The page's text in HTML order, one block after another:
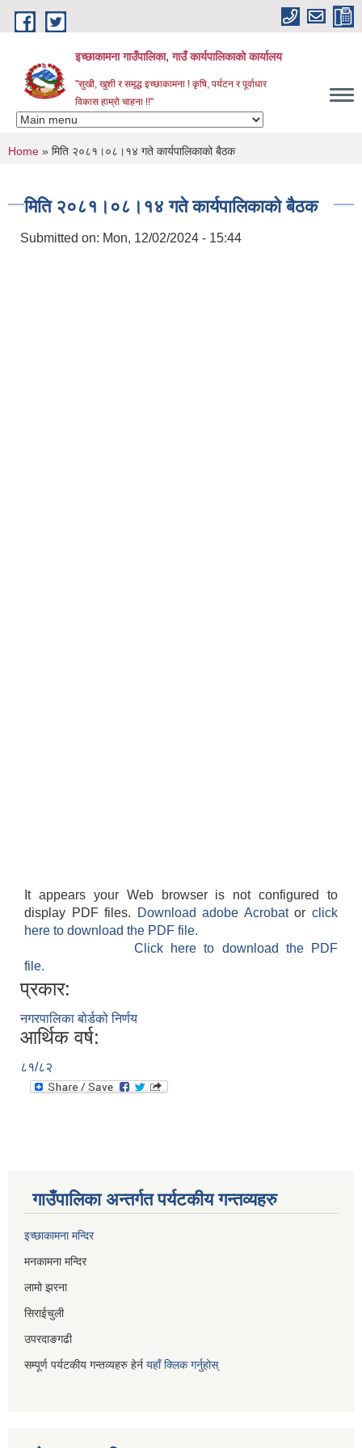
Skip to main content
इच्छाकामना गाउँपालिका, गाउँ कार्यपालिकाको कार्यालय
"सुखी, खुशी र समृद्ध इच्छाकामना ! कृषि, पर्यटन र पूर्वाधार
विकास हाम्रो चाहना !!"
You are here
Home » मिति २०८१।०८।१४ गते कार्यपालिकाको बैठक
मिति २०८१।०८।१४ गते कार्यपालिकाको बैठक
Submitted on: Mon, 12/02/2024 - 15:44
It appears your Web browser is not configured to
display PDF files.
Download adobe Acrobatorclick
here to download the PDF file.
Click here to download the PDF
file.
प्रकार:
नगरपालिका बोर्डको निर्णय
आर्थिक वर्ष:
८१/८२
गाउँपालिका अन्तर्गत पर्यटकीय गन्तव्यहरु
इच्छाकामना मन्दिर
मनकामना मन्दिर
लामो झरना
सिराईचुली
उपरदाङगढी
सम्पूर्ण पर्यटकीय गन्तव्यहरु हेर्न यहाँ क्लिक गर्नुहोस्